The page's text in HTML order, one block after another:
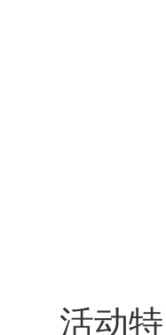
活动